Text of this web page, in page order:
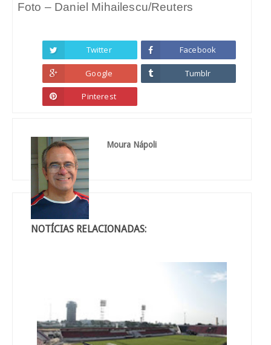
Foto – Daniel Mihailescu/Reuters
Twitter Facebook
Google Tumblr
Pinterest
Moura Nápoli
NOTÍCIAS RELACIONADAS: